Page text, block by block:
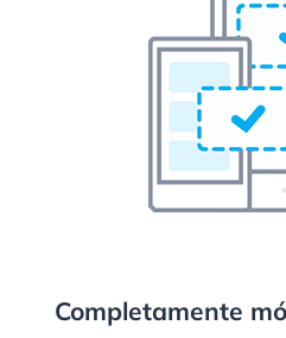
Completamente